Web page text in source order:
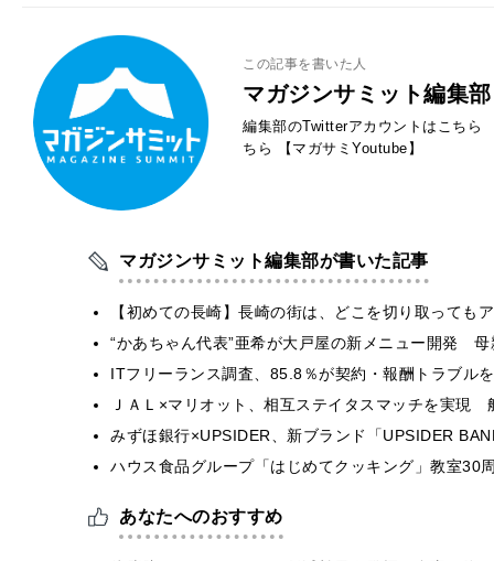
この記事を書いた人
マガジンサミット編集部
編集部のTwitterアカウントはこちら
ちら
【マガサミYoutube】
マガジンサミット編集部が書いた記事
【初めての長崎】長崎の街は、どこを切り取って
“かあちゃん代表”亜希が大戸屋の新メニュー開発
ITフリーランス調査、85.8％が契約・報酬トラブ
ＪＡＬ×マリオット、相互ステイタスマッチを実
みずほ銀行×UPSIDER、新ブランド「UPSIDER
ハウス食品グループ「はじめてクッキング」教室
あなたへのおすすめ